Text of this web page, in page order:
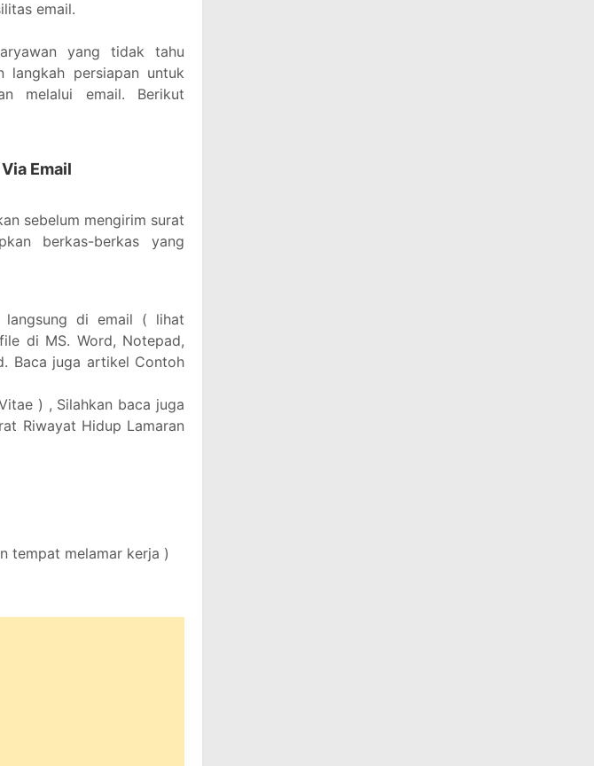
email.
yang tidak tahu
langkah persiapan untuk
melalui email. Berikut
Email
sebelum mengirim surat
berkas-berkas yang
langsung di email ( lihat
di MS. Word, Notepad,
Baca juga artikel Contoh
) , Silahkan baca juga
Riwayat Hidup Lamaran
tempat melamar kerja )